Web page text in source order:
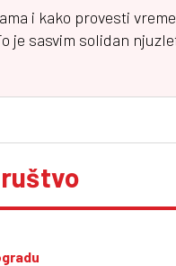
i kako provesti
je sasvim solidan